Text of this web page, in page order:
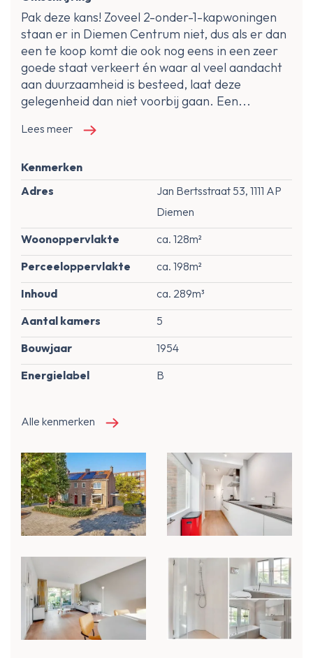
Pak deze kans! Zoveel 2-onder-1-kapwoningen
staan er in Diemen Centrum niet, dus als er dan
een te koop komt die ook nog eens in een zeer
goede staat verkeert én waar al veel aandacht
aan duurzaamheid is besteed, laat deze
gelegenheid dan niet voorbij gaan. Een...
Lees meer
Kenmerken
Adres
Jan Bertsstraat 53, 1111 AP
Diemen
Woonoppervlakte
ca. 128m²
Perceeloppervlakte
ca. 198m²
Inhoud
ca. 289m³
Aantal kamers
5
Bouwjaar
1954
Energielabel
B
Alle kenmerken